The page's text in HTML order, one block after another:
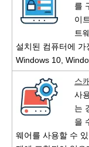
를
이
트
설치된 컴퓨터에 가
Windows 10,
스
사
는
을
웨어를 사용할 수